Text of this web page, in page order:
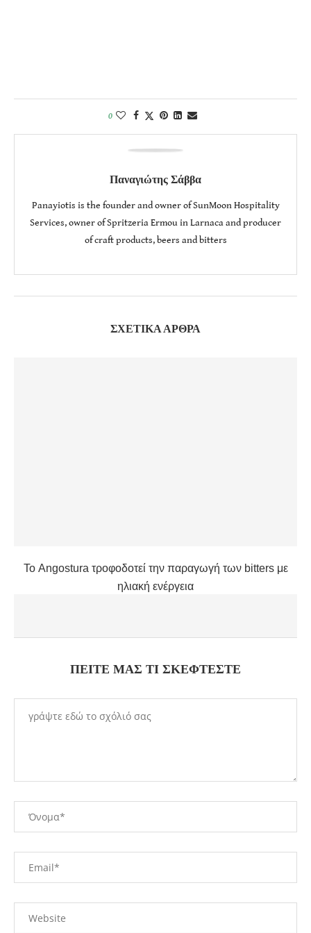
0
Παναγιώτης Σάββα
Panayiotis is the founder and owner of SunMoon Hospitality
Services, owner of Spritzeria Ermou in Larnaca and producer
of craft products, beers and bitters
ΣΧΕΤΙΚΆ ΆΡΘΡΑ
Το Angostura τροφοδοτεί την παραγωγή των bitters με
ηλιακή ενέργεια
Νέα και ιδιαίτερα προϊόντα που κυκλοφόρησαν το 2024
ΠΕΊΤΕ ΜΑΣ ΤΙ ΣΚΈΦΤΕΣΤΕ